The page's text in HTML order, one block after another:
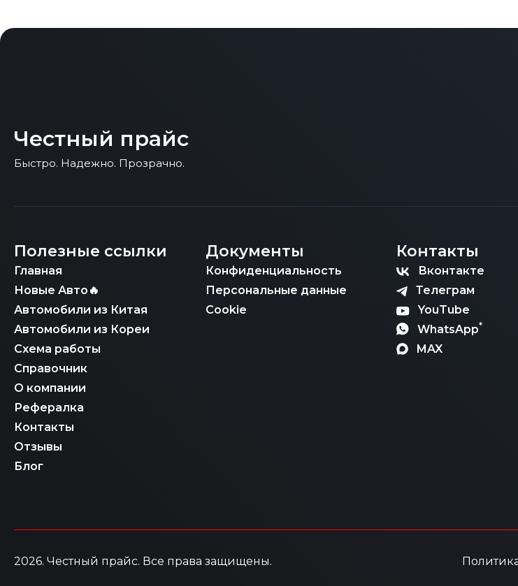
Честный прайс
Быстро. Надежно. Прозрачно.
Полезные ссылки
Главная
Новые Авто🔥
Автомобили из Китая
Автомобили из Кореи
Схема работы
Справочник
О компании
Рефералка
Контакты
Отзывы
Блог
Документы
Конфиденциальность
Персональные данные
Cookie
Контакты
Вконтакте
Телеграм
YouTube
WhatsApp*
MAX
2026. Честный прайс. Все права защищены.